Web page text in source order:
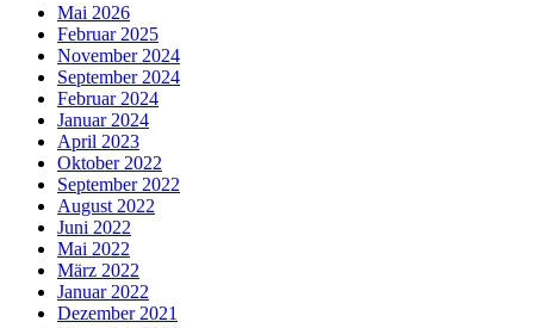
Mai 2026
Februar 2025
November 2024
September 2024
Februar 2024
Januar 2024
April 2023
Oktober 2022
September 2022
August 2022
Juni 2022
Mai 2022
März 2022
Januar 2022
Dezember 2021